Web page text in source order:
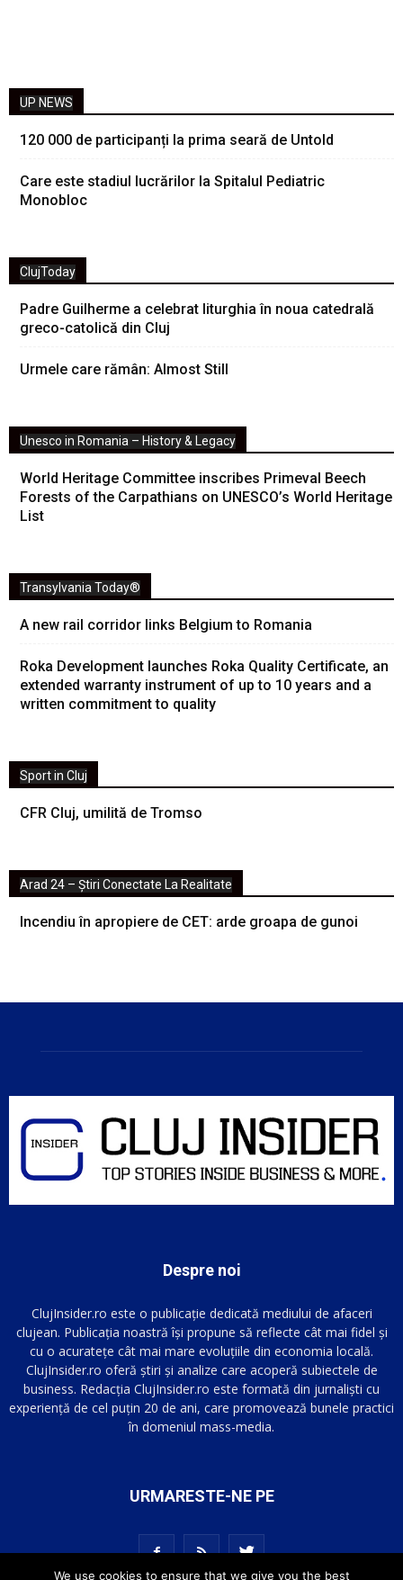
UP NEWS
120 000 de participanți la prima seară de Untold
Care este stadiul lucrărilor la Spitalul Pediatric
Monobloc
ClujToday
Padre Guilherme a celebrat liturghia în noua catedrală
greco-catolică din Cluj
Urmele care rămân: Almost Still
Unesco in Romania – History & Legacy
World Heritage Committee inscribes Primeval Beech
Forests of the Carpathians on UNESCO’s World Heritage
List
Transylvania Today®
A new rail corridor links Belgium to Romania
Roka Development launches Roka Quality Certificate, an
extended warranty instrument of up to 10 years and a
written commitment to quality
Sport in Cluj
CFR Cluj, umilită de Tromso
Arad 24 – Știri Conectate La Realitate
Incendiu în apropiere de CET: arde groapa de gunoi
Despre noi
ClujInsider.ro este o publicație dedicată mediului de afaceri
clujean. Publicația noastră își propune să reflecte cât mai fidel și
cu o acuratețe cât mai mare evoluțiile din economia locală.
ClujInsider.ro oferă știri și analize care acoperă subiectele de
business. Redacția ClujInsider.ro este formată din jurnaliști cu
experiență de cel puțin 20 de ani, care promovează bunele practici
în domeniul mass-media.
URMARESTE-NE PE
We use cookies to ensure that we give you the best